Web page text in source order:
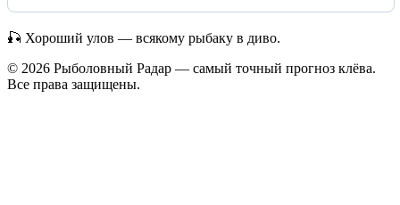
🎣 Хороший улов — всякому рыбаку в диво.
© 2026 Рыболовный Радар — самый точный прогноз клёва.
Все права защищены.